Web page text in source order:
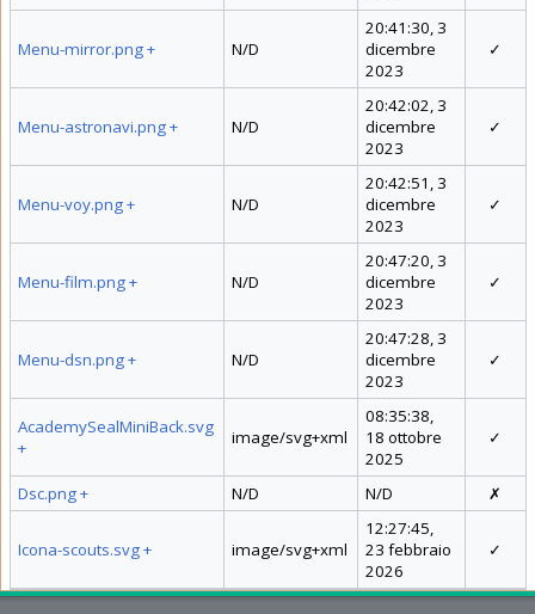
Menu-mirror.png+ N/D
20:41:30, 3
dicembre
2023
✓
Menu-astronavi.png+ N/D
20:42:02, 3
dicembre
2023
✓
Menu-voy.png+ N/D
20:42:51, 3
dicembre
2023
✓
Menu-film.png+ N/D
20:47:20, 3
dicembre
2023
✓
Menu-dsn.png+ N/D
20:47:28, 3
dicembre
2023
✓
AcademySealMiniBack.svg
+
image/svg+xml
08:35:38,
18 ottobre
2025
✓
Dsc.png+ N/D N/D ✗
Icona-scouts.svg+ image/svg+xml
12:27:45,
23 febbraio
2026
✓